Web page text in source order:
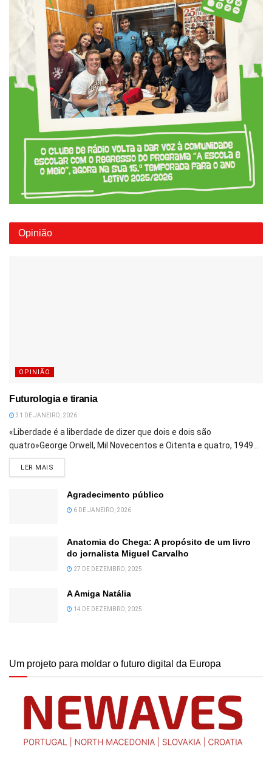
Opinião
OPINIÃO
Futurologia e tirania
31 DE JANEIRO, 2026
«Liberdade é a liberdade de dizer que dois e dois são
quatro»George Orwell, Mil Novecentos e Oitenta e quatro, 1949...
LER MAIS
Agradecimento público
6 DE JANEIRO, 2026
Anatomia do Chega: A propósito de um livro
do jornalista Miguel Carvalho
27 DE DEZEMBRO, 2025
A Amiga Natália
14 DE DEZEMBRO, 2025
Um projeto para moldar o futuro digital da Europa